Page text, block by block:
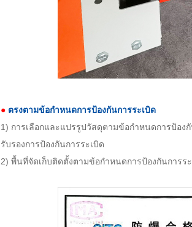
● ตรงตามข้อกำหนดการป้องกันการระเบิด
1) การเลือกและแปรรูปวัสดุตามข้อกำหนดการป้อง
รับรองการป้องกันการระเบิด
2) พื้นที่จัดเก็บติดตั้งตามข้อกำหนดการป้องกันการระ